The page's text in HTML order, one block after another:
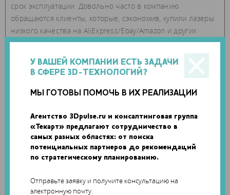
У ВАШЕЙ КОМПАНИИ ЕСТЬ ЗАДАЧИ
В СФЕРЕ 3D-ТЕХНОЛОГИЙ?
МЫ ГОТОВЫ ПОМОЧЬ В ИХ РЕАЛИЗАЦИИ
Агентство 3Dpulse.ru и консалтинговая группа
«Текарт» предлагают сотрудничество в
самых разных областях: от поиска
потенциальных партнеров до рекомендаций
по стратегическому планированию.
Отправьте заявку и получите консультацию на
электронную почту.
срок эксплуатации. Довольно часто в компанию
обращаются клиенты, которые, сэкономив, купили лазеры
низкого качества на AliExpress/Ebay/Amazon и других
ресурсах.